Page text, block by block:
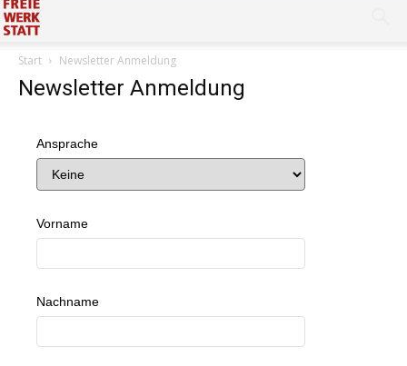
Start Newsletter Anmeldung
Newsletter Anmeldung
Ansprache
Vorname
Nachname